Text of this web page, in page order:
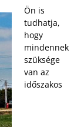
Ön is
tudhatja,
hogy
mindennek
szüksége
van az
időszakos